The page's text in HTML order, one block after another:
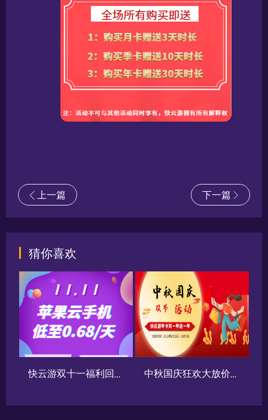
上一篇 下一篇
猜你喜欢